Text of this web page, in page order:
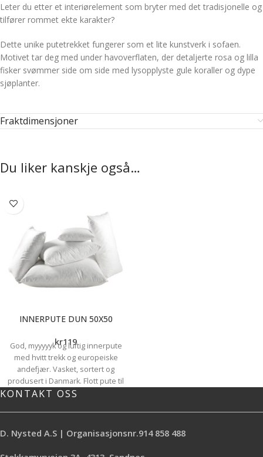
Leter du etter et interiørelement som bryter med det tradisjonelle og
tilfører rommet ekte karakter?
Dette unike putetrekket fungerer som et lite kunstverk i sofaen.
Motivet tar deg med under havoverflaten, der detaljerte rosa og lilla
fisker svømmer side om side med lysopplyste gule koraller og dype
sjøplanter.
Fraktdimensjoner
Du liker kanskje også…
INNERPUTE DUN 50X50
kr119
God, myyyyyk og luftig innerpute
med hvitt trekk og europeiske
andefjær. Vasket, sortert og
produsert i Danmark. Flott pute til
pynteputetrekk som stæsj i sofa,
KONTAKT OSS
D. Nysted A.S | Organisasjonsnr.914 858 488